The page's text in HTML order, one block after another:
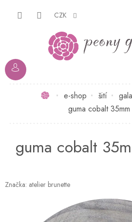
CZK
Domůe-shop šití
guma cobalt
guma cobalt
Značka: atelier brunette